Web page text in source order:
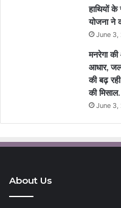
हाथियों
योजना ने
June 3,
मनरेगा की
आधार,
की बढ़
की
June 3,
About Us